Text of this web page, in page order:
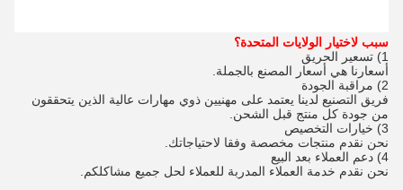
سبب لاختيار الولايات المتحدة؟
1) تسعير الحريق
أسعارنا هي أسعار المصنع بالجملة.
2) مراقبة الجودة
فريق التصنيع لدينا يعتمد على مهنيين ذوي مهارات عالية الذين يتحققون
من جودة كل منتج قبل الشحن.
3) خيارات التخصيص
نحن نقدم منتجات مخصصة وفقا لاحتياجاتك.
4) دعم العملاء بعد البيع
نحن نقدم خدمة العملاء المدربة للعملاء لحل جميع مشاكلكم.